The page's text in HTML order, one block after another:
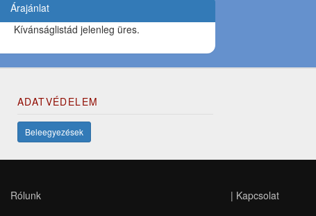
Árajánlat
Kívánságlistád jelenleg üres.
ADATVÉDELEM
Beleegyezések
Rólunk | Kapcsolat